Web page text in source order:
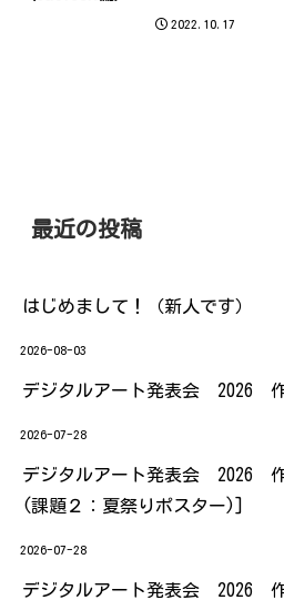
2022.10.17
最近の投稿
はじめまして！（新人です）
2026-08-03
デジタルアート発表会 2026
2026-07-28
デジタルアート発表会 2026
(課題２：夏祭りポスター)]
2026-07-28
デジタルアート発表会 2026